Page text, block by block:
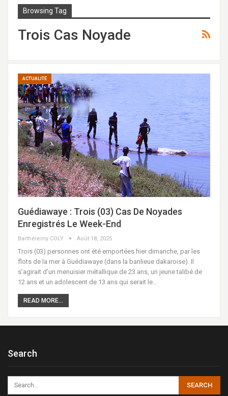
Browsing Tag
Trois Cas Noyade
ACTUALITÉ
Guédiawaye : Trois (03) Cas De Noyades
Enregistrés Le Week-End
Barthélemy COLY Août 18, 2025
Trois (03) personnes ont été emportées hier dimanche, par les
flots de la mer à Guédiawaye (dans la banlieue dakaroise). Il
s’agirait d’un menuisier métallique de 23 ans, un jeune talibé de
12 ans et un adolescent de 13 ans qui serait le…
READ MORE...
Search